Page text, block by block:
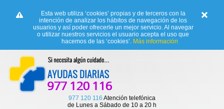
Esta web utiliza ‘cookies’ propias y de terceros con la
intención de analizar los hábitos de navegación de los
usuarios y así poder ofrecerle un mejor servicio. Al navegar
o utilizar nuestros servicios el usuario acepta el uso que
hacemos de las ‘cookies’. Más información
977 120 116 Atención telefónica
de Lunes a Sábado de 10 a 20 h